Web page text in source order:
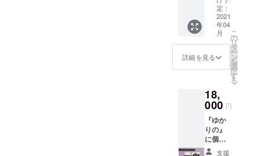
費税分
（1000
円）オ
トクと
なって
いま
実際に
お話を
する
セット
となり
ます。
自分の
こと、
家系の
ことな
どお話
しくだ
さい。
また、
定：
2021
年04
月
詳細を見る
こ
の
リ
タ
ー
ン
を
選
択
す
る
18,
000 円
『ゆか
りの』
に個人
相談支援